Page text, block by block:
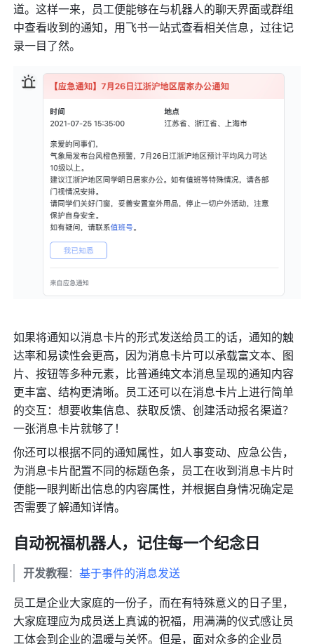
道。这样一来，员工便能够在与机器人的聊天界面或群组
中查看收到的通知，用飞书一站式查看相关信息，过往记
录一目了然。
如果将通知以消息卡片的形式发送给员工的话，通知的触
达率和易读性会更高，因为消息卡片可以承载富文本、图
片、按钮等多种元素，比普通纯文本消息呈现的通知内容
更丰富、结构更清晰。员工还可以在消息卡片上进行简单
的交互：想要收集信息、获取反馈、创建活动报名渠道？
一张消息卡片就够了！
你还可以根据不同的通知属性，如人事变动、应急公告，
为消息卡片配置不同的标题色条，员工在收到消息卡片时
便能一眼判断出信息的内容属性，并根据自身情况确定是
否需要了解通知详情。
自动祝福机器人，记住每一个纪念日
开发教程：基于事件的消息发送
员工是企业大家庭的一份子，而在有特殊意义的日子里，
大家庭理应为成员送上真诚的祝福，用满满的仪式感让员
工体会到企业的温暖与关怀。但是，面对众多的企业员